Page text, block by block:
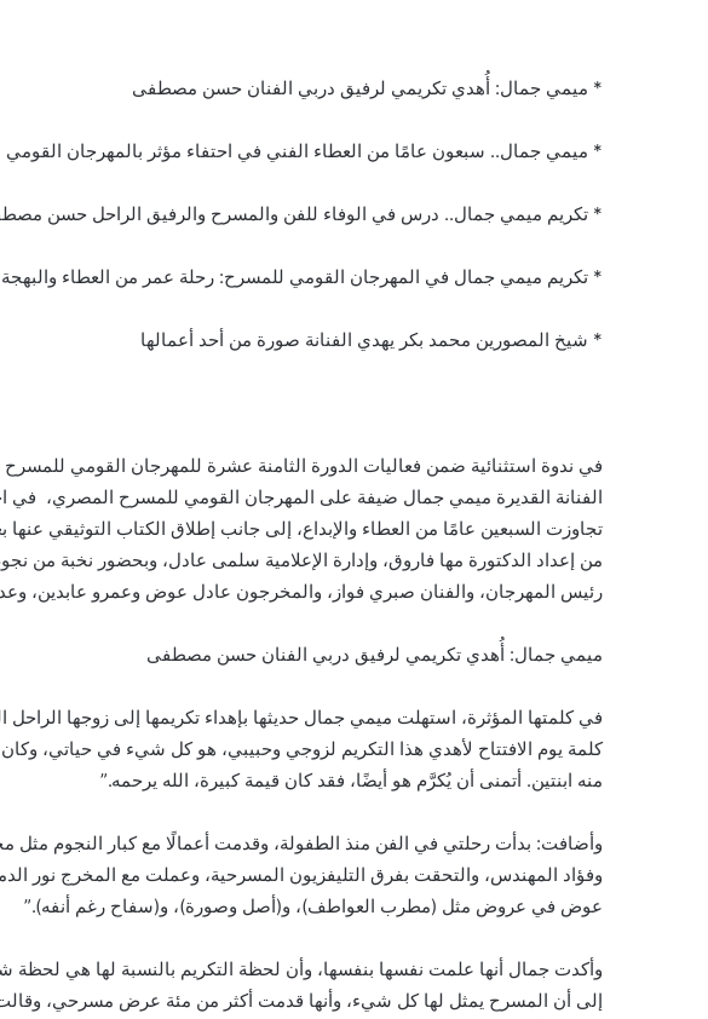
* ميمي جمال: أُهدي تكريمي لرفيق دربي الفنان حسن مصطفى
* ميمي جمال.. سبعون عامًا من العطاء الفني في احتفاء مؤثر بالمهرجان
* تكريم ميمي جمال.. درس في الوفاء للفن والمسرح والرفيق الراحل حسن
* تكريم ميمي جمال في المهرجان القومي للمسرح: رحلة عمر من العطاء والبهجة
* شيخ المصورين محمد بكر يهدي الفنانة صورة من أحد أعمالها
في ندوة استثنائية ضمن فعاليات الدورة الثامنة عشرة للمهرجان القومي
الفنانة القديرة ميمي جمال ضيفة على المهرجان القومي للمسرح المصري، في
تجاوزت السبعين عامًا من العطاء والإبداع، إلى جانب إطلاق الكتاب التوثيقي
من إعداد الدكتورة مها فاروق، وإدارة الإعلامية سلمى عادل، وبحضور نخبة من
رئيس المهرجان، والفنان صبري فواز، والمخرجون عادل عوض وعمرو عابدين،
ميمي جمال: أُهدي تكريمي لرفيق دربي الفنان حسن مصطفى
في كلمتها المؤثرة، استهلت ميمي جمال حديثها بإهداء تكريمها إلى زوجها
كلمة يوم الافتتاح لأهدي هذا التكريم لزوجي وحبيبي، هو كل شيء في حياتي،
منه ابنتين. أتمنى أن يُكرَّم هو أيضًا، فقد كان قيمة كبيرة، الله يرحمه.”
وأضافت: بدأت رحلتي في الفن منذ الطفولة، وقدمت أعمالًا مع كبار النجوم مثل
وفؤاد المهندس، والتحقت بفرق التليفزيون المسرحية، وعملت مع المخرج نور
عوض في عروض مثل (مطرب العواطف)، و(أصل وصورة)، و(سفاح رغم أنفه).”
وأكدت جمال أنها علمت نفسها بنفسها، وأن لحظة التكريم بالنسبة لها هي
إلى أن المسرح يمثل لها كل شيء، وأنها قدمت أكثر من مئة عرض مسرحي،